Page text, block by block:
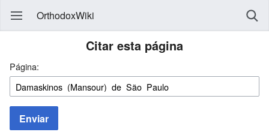
OrthodoxWiki
Citar esta página
Página:
Enviar